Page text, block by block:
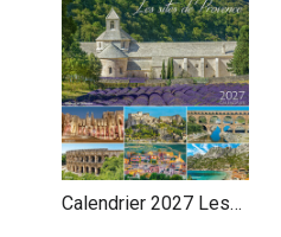
Calendrier 2027 Les